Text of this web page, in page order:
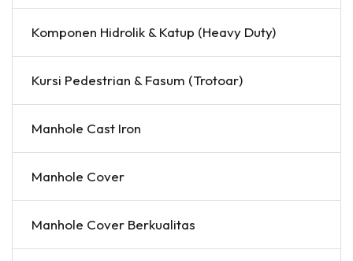
Komponen Hidrolik & Katup (Heavy Duty)
Kursi Pedestrian & Fasum (Trotoar)
Manhole Cast Iron
Manhole Cover
Manhole Cover Berkualitas